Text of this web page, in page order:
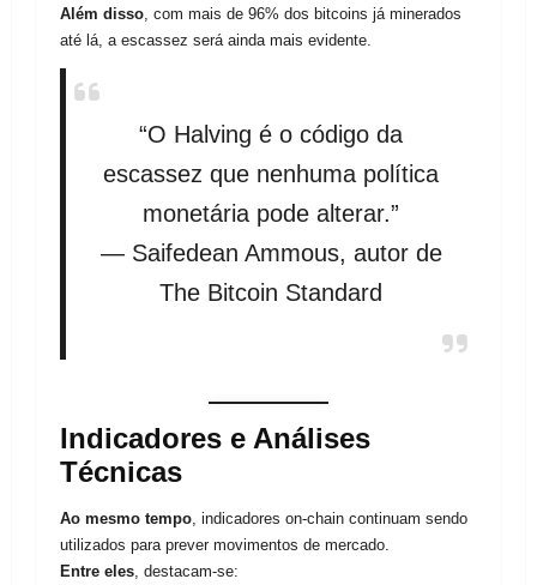
Além disso, com mais de 96% dos bitcoins já minerados
até lá, a escassez será ainda mais evidente.
“O Halving é o código da
escassez que nenhuma política
monetária pode alterar.”
— Saifedean Ammous, autor de
The Bitcoin Standard
Indicadores e Análises
Técnicas
Ao mesmo tempo, indicadores on-chain continuam sendo
utilizados para prever movimentos de mercado.
Entre eles, destacam-se: